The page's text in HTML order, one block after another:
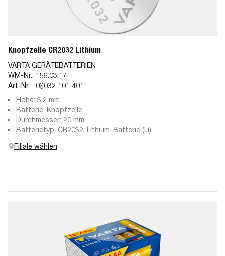
Knopfzelle CR2032 Lithium
VARTA GERÄTEBATTERIEN
WM-Nr.: 156.03.17
Art-Nr.:
06032 101 401
Höhe: 3,2 mm
Batterie: Knopfzelle
Durchmesser: 20 mm
Batterietyp: CR2032, Lithium-Batterie (Li)
Filiale wählen